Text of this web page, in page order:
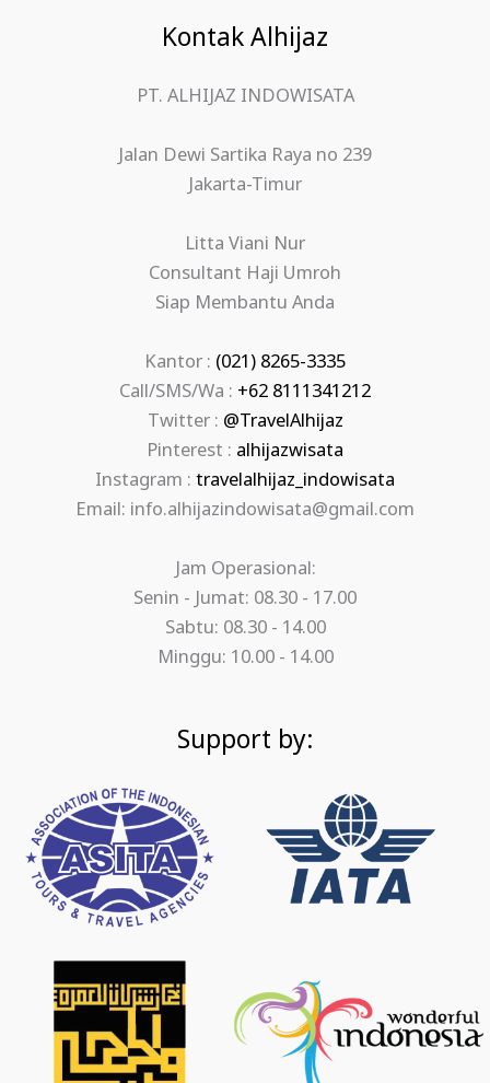
Kontak Alhijaz
PT. ALHIJAZ INDOWISATA
Jalan Dewi Sartika Raya no 239
Jakarta-Timur
Litta Viani Nur
Consultant Haji Umroh
Siap Membantu Anda
Kantor : (021) 8265-3335
Call/SMS/Wa : +62 8111341212
Twitter : @TravelAlhijaz
Pinterest : alhijazwisata
Instagram : travelalhijaz_indowisata
Email: info.alhijazindowisata@gmail.com
Jam Operasional:
Senin - Jumat: 08.30 - 17.00
Sabtu: 08.30 - 14.00
Minggu: 10.00 - 14.00
Support by: